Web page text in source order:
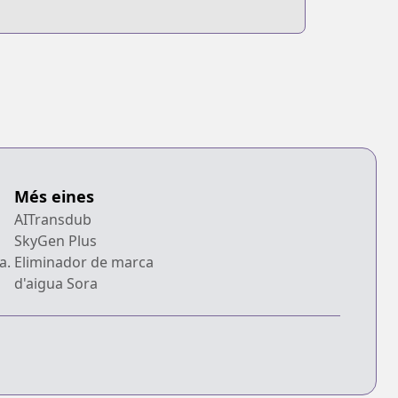
Més eines
AITransdub
SkyGen Plus
Eliminador de marca
d'aigua Sora